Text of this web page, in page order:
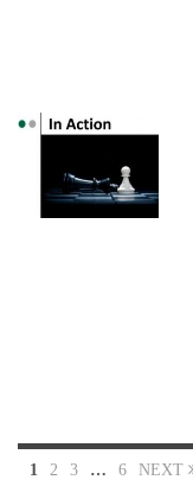
1 2 3 … 6 NEXT